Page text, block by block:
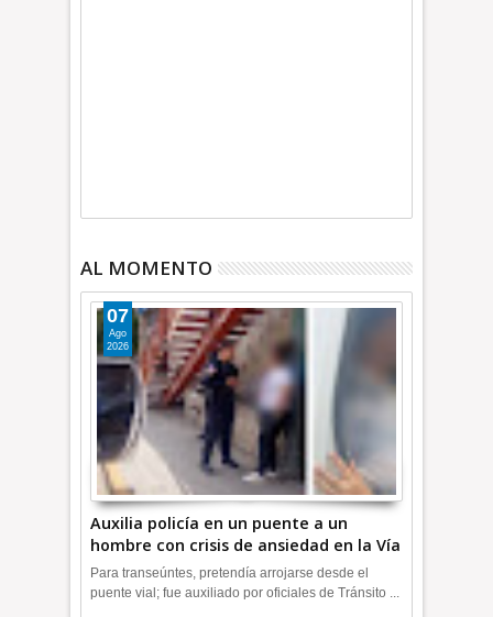
AL MOMENTO
Auxilia policía en un puente a un
hombre con crisis de ansiedad en la Vía
Morelos | INFORMATIVA
07
Ago
2026
Para transeúntes, pretendía arrojarse desde el
puente vial; fue auxiliado por oficiales de Tránsito ...